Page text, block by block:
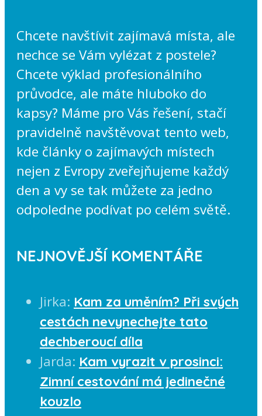
Chcete navštívit zajímavá místa, ale
nechce se Vám vylézat z postele?
Chcete výklad profesionálního
průvodce, ale máte hluboko do
kapsy? Máme pro Vás řešení, stačí
pravidelně navštěvovat tento web,
kde články o zajímavých místech
nejen z Evropy zveřejňujeme každý
den a vy se tak můžete za jedno
odpoledne podívat po celém světě.
NEJNOVĚJŠÍ KOMENTÁŘE
Jirka: Kam za uměním? Při svých
cestách nevynechejte tato
dechberoucí díla
Jarda: Kam vyrazit v prosinci:
Zimní cestování má jedinečné
kouzlo